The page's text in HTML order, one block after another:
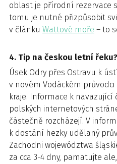
oblast je přírodní rezervace
tomu je nutné přizpůsobit
v článku Wattové moře – to
4. Tip na českou letní
Úsek Odry přes Ostravu k
v novém Vodáckém
kraje. Informace k
polských internetových
částečně rozcházejí. V
k dostání hezky udělaný
Zachodni województwa
za cca 3-4 dny, pamatujte